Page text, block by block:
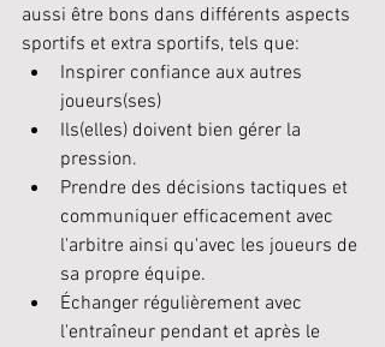
aussi être bons dans différents aspects
sportifs et extra sportifs, tels que:
Inspirer confiance aux autres
joueurs(ses)
Ils(elles) doivent bien gérer la
pression.
Prendre des décisions tactiques et
communiquer efficacement avec
l'arbitre ainsi qu'avec les joueurs de
sa propre équipe.
Échanger régulièrement avec
l'entraîneur pendant et après le